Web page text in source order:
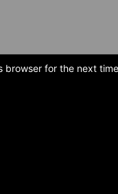
browser for the next